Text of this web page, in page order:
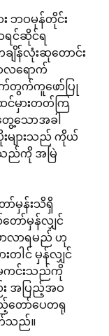
ဘဝမုန်တိုင်း
ရင်ဆိုင်ရ
ျိန်လုံးဆုတောင်း
လရောက်
က်တွက်ကူဖော်ပြု
မှားတတ်ကြ
သောအခါ
များသည် ကိုယ်
သည်ကို အမြဲ
မှန်းသိရှိ
ော်မှန်လျှင်
လာရမည် ဟု
ါင် မှန်လျှင်
ကင်းသည်ကို
အပြည့်အဝ
ော်ပေတရု
သည်။